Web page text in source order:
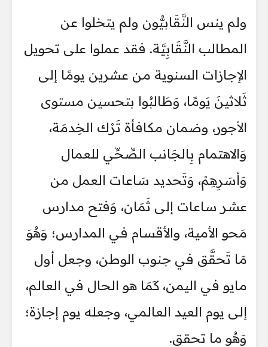
ولم ينس النَّقَابيُّون ولم يتخلوا عن
المطالب النَّقَابِيَّة. فقد عملوا على تحويل
الإجازات السنوية من عشرين يومًا إلى
ثَلاثينَ يَومًا، وَطَالبُوا بتحسين مستوى
الأجور، وضمان مكافأة تَرْك الخِدمَة،
وَالاهتمام بِالجَانب الصِّحِّي للعمال
وَأسَرِهِمْ، وَتَحديد سَاعات العمل من
عشر ساعات إلى ثَمَان، وَفتح مدارس
مَحو الأمية، والأقسام في المدارس؛ وَهُوَ
مَا تَحقَّق في جنوب الوطن، وجعل أول
مايو في اليمن، كَمَا هو الحال في العالم،
إلى يوم العيد العالمي، وجعله يوم إجازة؛
وَهُو ما تحقق.